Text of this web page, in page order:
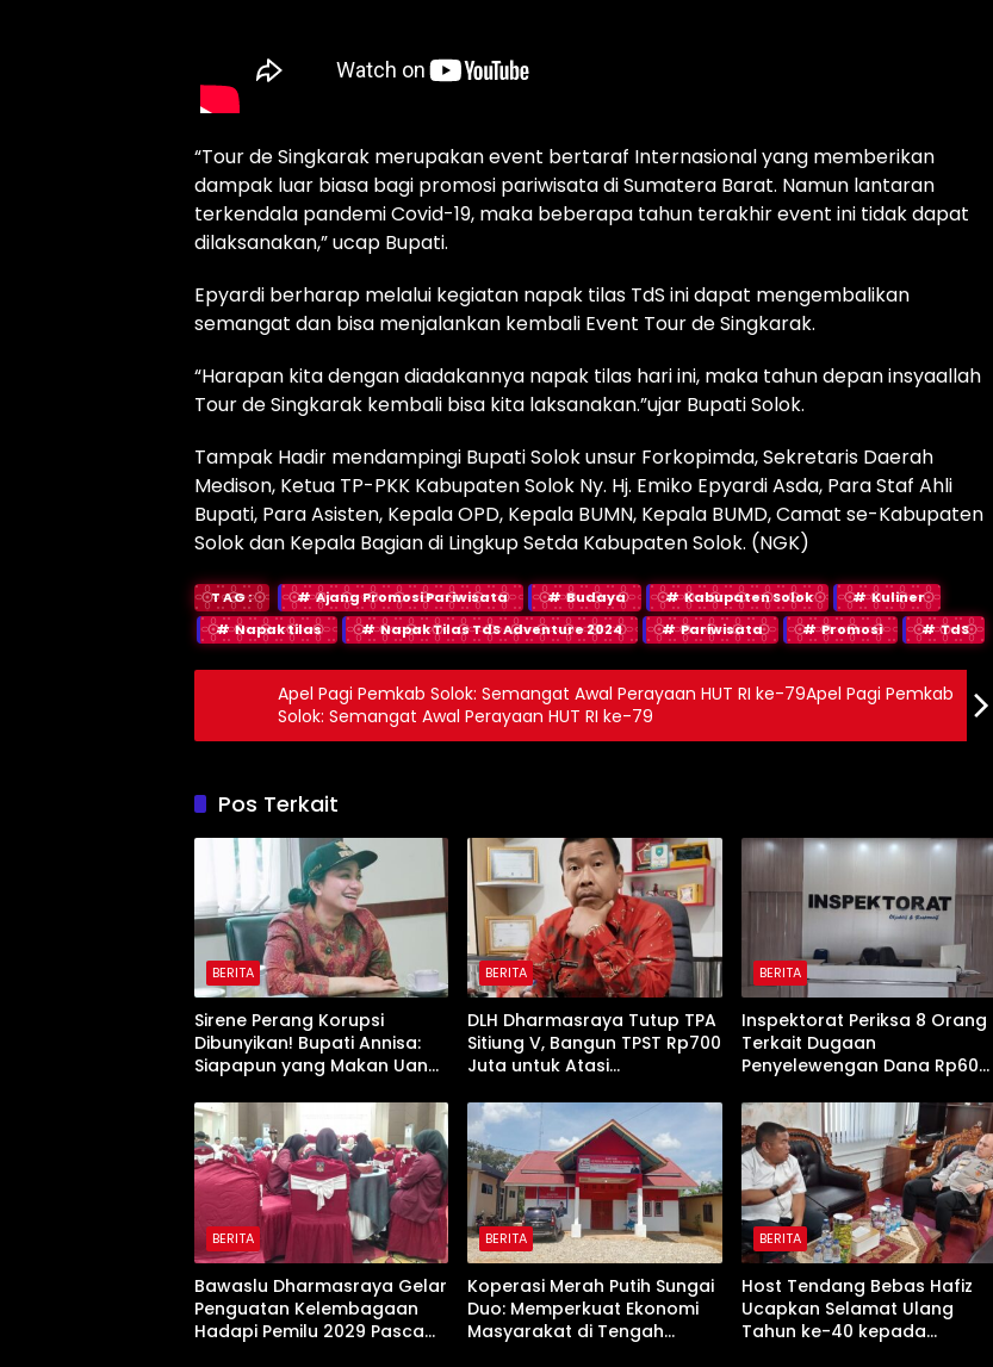
“Tour de Singkarak merupakan event bertaraf Internasional yang memberikan
dampak luar biasa bagi promosi pariwisata di Sumatera Barat. Namun lantaran
terkendala pandemi Covid-19, maka beberapa tahun terakhir event ini tidak dapat
dilaksanakan,” ucap Bupati.
Epyardi berharap melalui kegiatan napak tilas TdS ini dapat mengembalikan
semangat dan bisa menjalankan kembali Event Tour de Singkarak.
“Harapan kita dengan diadakannya napak tilas hari ini, maka tahun depan insyaallah
Tour de Singkarak kembali bisa kita laksanakan.”ujar Bupati Solok.
Tampak Hadir mendampingi Bupati Solok unsur Forkopimda, Sekretaris Daerah
Medison, Ketua TP-PKK Kabupaten Solok Ny. Hj. Emiko Epyardi Asda, Para Staf Ahli
Bupati, Para Asisten, Kepala OPD, Kepala BUMN, Kepala BUMD, Camat se-Kabupaten
Solok dan Kepala Bagian di Lingkup Setda Kabupaten Solok. (NGK)
TAG: Ajang Promosi Pariwisata Budaya Kabupaten Solok
Kuliner
Napak tilas
Napak Tilas TdS Adventure 2024 Pariwisata Promosi TdS
Apel Pagi Pemkab Solok: Semangat Awal Perayaan HUT RI ke-79Apel Pagi Pemkab
Solok: Semangat Awal Perayaan HUT RI ke-79
Pos Terkait
BERITA
Sirene Perang Korupsi
Dibunyikan! Bupati Annisa:
Siapapun yang Makan Uang
BERITA
DLH Dharmasraya Tutup TPA
Sitiung V, Bangun TPST Rp700
Juta untuk Atasi
BERITA
Inspektorat Periksa 8 Orang
Terkait Dugaan
Penyelewengan Dana Rp600
Dharmasraya‎‎
BERITA
Bawaslu Dharmasraya Gelar
Penguatan Kelembagaan
Hadapi Pemilu 2029 Pasca
BERITA
Koperasi Merah Putih Sungai
Duo: Memperkuat Ekonomi
Masyarakat di Tengah
BERITA
Host Tendang Bebas Hafiz
Ucapkan Selamat Ulang
Tahun ke-40 kepada